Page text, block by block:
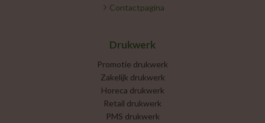
Contactpagina
Drukwerk
Promotie drukwerk
Zakelijk drukwerk
Horeca drukwerk
Retail drukwerk
PMS drukwerk